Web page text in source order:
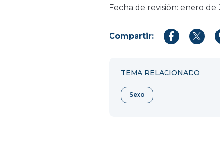
Fecha de revisión: enero de
Compartir:
Compartir
TEMA RELACIONADO
Sexo